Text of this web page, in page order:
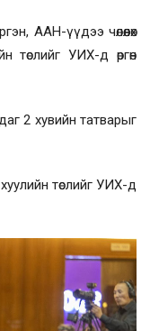
ААН-үүдээ чөлөөлөх
төслийг УИХ-д өргөн
2 хувийн татварыг
төслийг УИХ-д